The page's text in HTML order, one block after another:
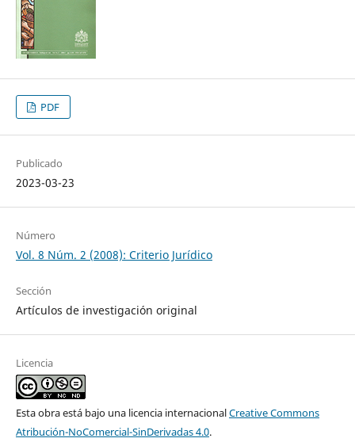
PDF
Publicado
2023-03-23
Número
Vol. 8 Núm. 2 (2008): Criterio Jurídico
Sección
Artículos de investigación original
Licencia
Esta obra está bajo una licencia internacionalCreative Commons
Atribución-NoComercial-SinDerivadas 4.0.